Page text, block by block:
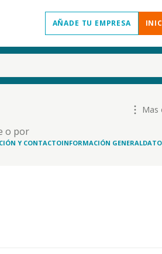
AÑADE TU EMPRESA
o por
Mas
Y CONTACTOINFORMACIÓN GENERAL